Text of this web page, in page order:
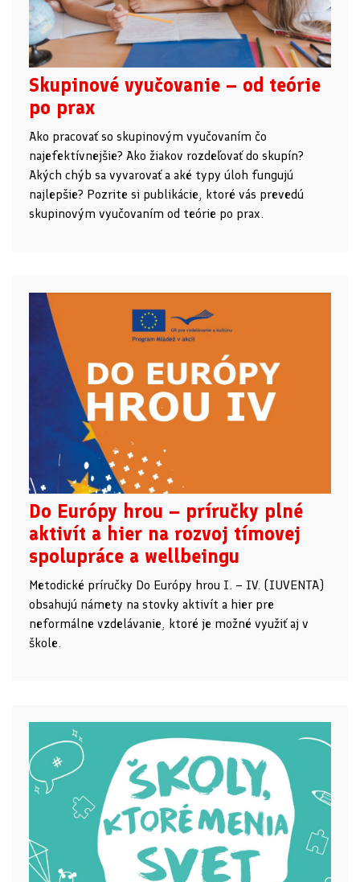
Skupinové vyučovanie – od teórie
po prax
Ako pracovať so skupinovým vyučovaním čo
najefektívnejšie? Ako žiakov rozdeľovať do skupín?
Akých chýb sa vyvarovať a aké typy úloh fungujú
najlepšie? Pozrite si publikácie, ktoré vás prevedú
skupinovým vyučovaním od teórie po prax.
Do Európy hrou – príručky plné
aktivít a hier na rozvoj tímovej
spolupráce a wellbeingu
Metodické príručky Do Európy hrou I. – IV. (IUVENTA)
obsahujú námety na stovky aktivít a hier pre
neformálne vzdelávanie, ktoré je možné využiť aj v
škole.